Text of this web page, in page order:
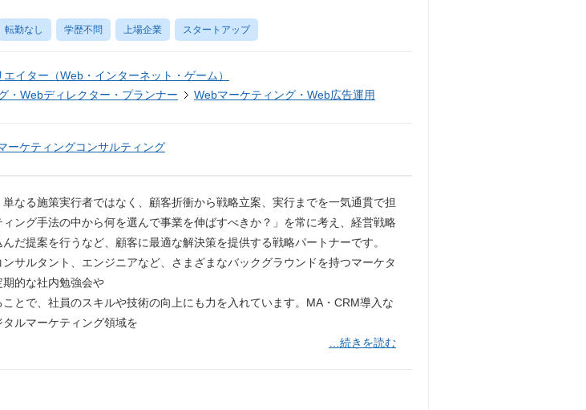
転勤なし 学歴不問 上場企業 スタートアップ
イター（Web・インターネット・ゲーム）
・Webディレクター・プランナー
Webマーケティング・Web広告運用
ーケティングコンサルティング
なる施策実行者ではなく、顧客折衝から戦略立案、実行までを一気通貫で担
ング手法の中から何を選んで事業を伸ばすべきか？」を常に考え、経営戦略
だ提案を行うなど、顧客に最適な解決策を提供する戦略パートナーです。
サルタント、エンジニアなど、さまざまなバックグラウンドを持つマーケタ
的な社内勉強会や
とで、社員のスキルや技術の向上にも力を入れています。MA・CRM導入な
ルマーケティング領域を
…続きを読む